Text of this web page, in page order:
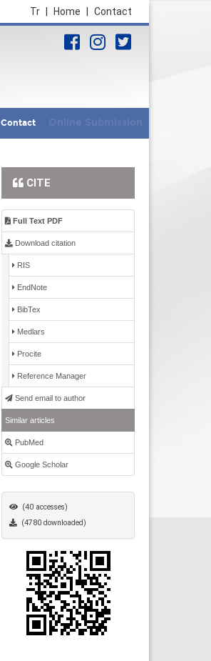
Contact
Home
Tr
Contact
CITE
Full Text PDF
Download citation
RIS
EndNote
BibTex
Medlars
Procite
Reference Manager
Send email to author
Similar articles
PubMed
Google Scholar
(40 accesses)
(4780 downloaded)